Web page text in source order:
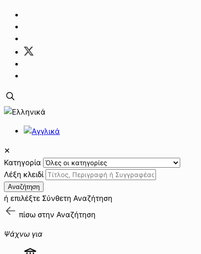
✕
Κατηγορία
Λέξη κλειδί
Αναζήτηση
ή επιλέξτε Σύνθετη Αναζήτηση
πίσω στην Αναζήτηση
Ψάχνω για